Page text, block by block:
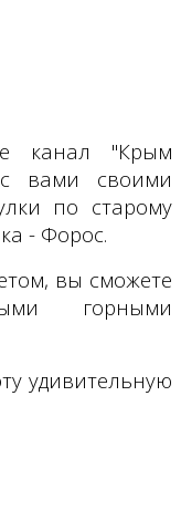
канал "Крым
с вами своими
по старому
- Форос.
вы сможете
горными
удивительную